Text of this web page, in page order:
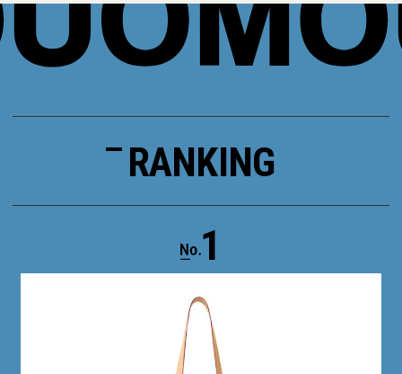
RANKING
1